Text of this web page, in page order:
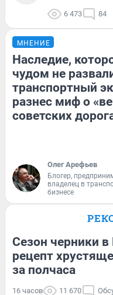
6 473 84
МНЕНИЕ
Наследие,
чудом не
транспортный
разнес миф о
советских
Олег Арефьев
Блогер,
владелец в
бизнесе
Сезон черники
рецепт
за полчаса
16 часов 11 670